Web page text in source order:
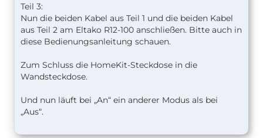
Teil 3:
Nun die beiden Kabel aus Teil 1 und die beiden Kabel
aus Teil 2 am Eltako R12-100 anschließen. Bitte auch in
diese Bedienungsanleitung schauen.
Zum Schluss die HomeKit-Steckdose in die
Wandsteckdose.
Und nun läuft bei „An“ ein anderer Modus als bei
„Aus“.